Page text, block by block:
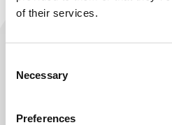
of their services.
Selection
Necessary
Preferences
Heute? Die Hälfte der Soldaten/
Comedy mit hoher Gagdichte
Publikum, wenn sich